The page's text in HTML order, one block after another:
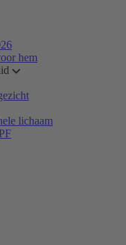
hem
lichaam